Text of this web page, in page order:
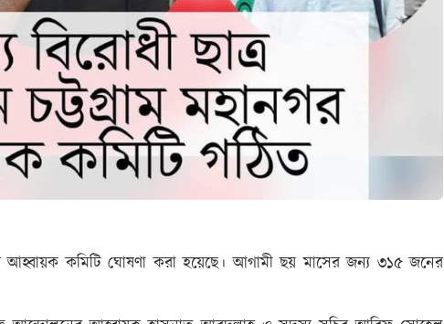
আহ্বায়ক কমিটি ঘোষণা করা হয়েছে। আগামী ছয় মাসের জন্য ৩১৫ জনের